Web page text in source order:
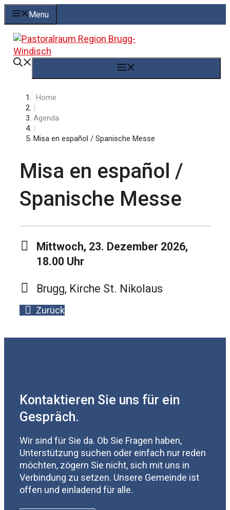
Springe
zum
Inhalt
Menu
Home
|
Agenda
|
Misa en español / Spanische Messe
Misa en español /
Spanische Messe
Mittwoch, 23. Dezember 2026,
18.00 Uhr
Brugg, Kirche St. Nikolaus
Zurück
Kontaktieren Sie uns für ein
Gespräch.
Wir sind für Sie da. Ob Sie Fragen haben,
Unterstützung suchen oder einfach nur reden
möchten, zögern Sie nicht, sich mit uns in
Verbindung zu setzen. Unsere Gemeinde ist
offen und einladend für alle.